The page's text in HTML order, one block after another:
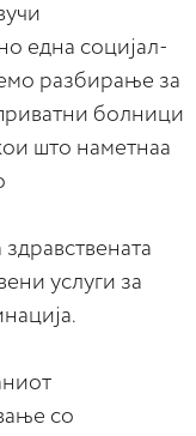
една социјал-
разбирање за
болници
што наметнаa
услуги за
со